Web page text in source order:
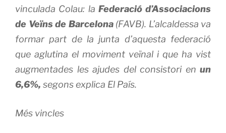
vinculada Colau: la Federació d’Associacions
de Veïns de Barcelona(FAVB). L’alcaldessa va
formar part de la junta d’aquesta federació
que aglutina el moviment veïnal i que ha vist
augmentades les ajudes del consistori en un
6,6%, segons explica El País.
Més vincles